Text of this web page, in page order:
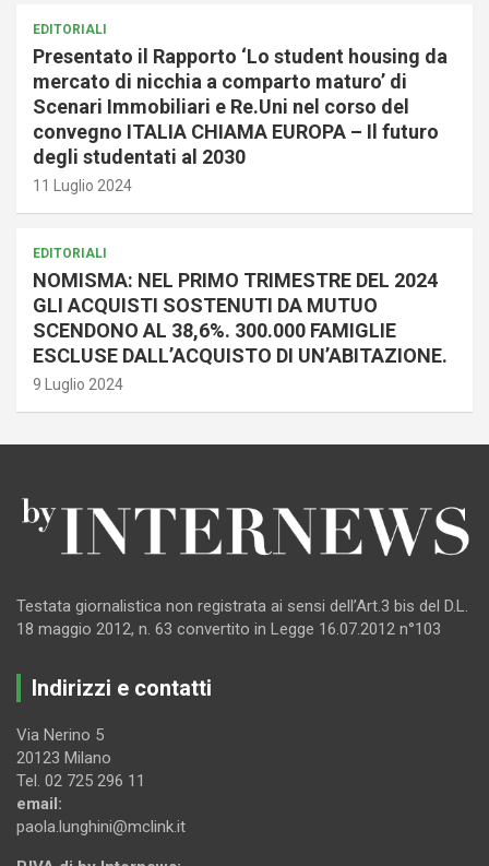
EDITORIALI
Presentato il Rapporto ‘Lo student housing da
mercato di nicchia a comparto maturo’ di
Scenari Immobiliari e Re.Uni nel corso del
convegno ITALIA CHIAMA EUROPA – Il futuro
degli studentati al 2030
11 Luglio 2024
EDITORIALI
NOMISMA: NEL PRIMO TRIMESTRE DEL 2024
GLI ACQUISTI SOSTENUTI DA MUTUO
SCENDONO AL 38,6%. 300.000 FAMIGLIE
ESCLUSE DALL’ACQUISTO DI UN’ABITAZIONE.
9 Luglio 2024
Testata giornalistica non registrata ai sensi dell’Art.3 bis del D.L.
18 maggio 2012, n. 63 convertito in Legge 16.07.2012 n°103
Indirizzi e contatti
Via Nerino 5
20123 Milano
Tel. 02 725 296 11
email:
paola.lunghini@mclink.it